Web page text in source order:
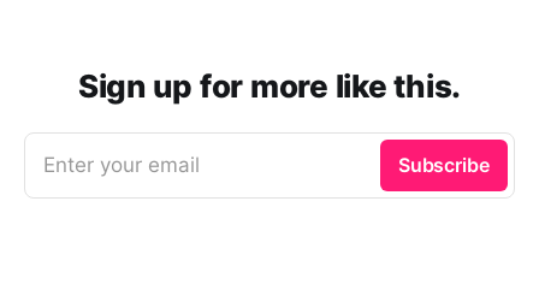
Sign up for more like this.
Enter your email Subscribe